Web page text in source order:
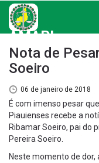
AMAPI
Nota de
Soeiro
06 de janeiro de 2018
É com imenso pesar
Piauienses recebe a
Ribamar Soeiro, pai do
Pereira Soeiro.
Neste momento de